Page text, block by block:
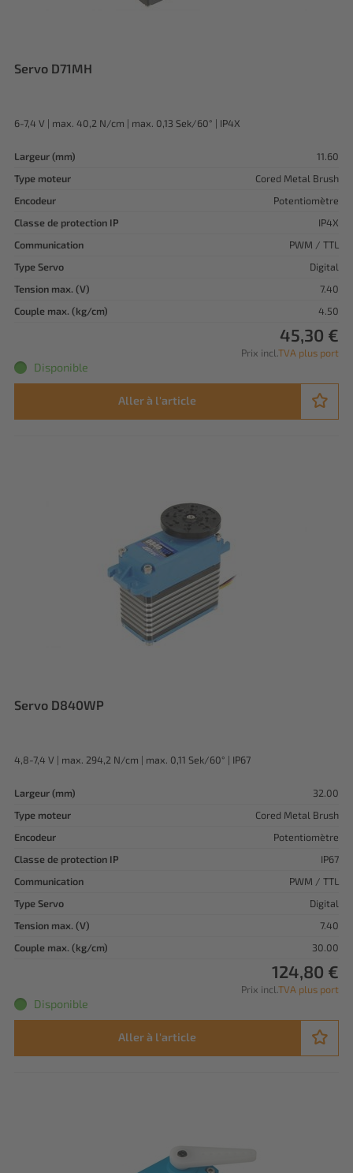
Servo D71MH
6-7,4 V | max. 40,2 N/cm | max. 0,13 Sek/60° | IP4X
Largeur (mm)
11.60
Type moteur
Cored Metal Brush
Encodeur
Potentiomètre
Classe de protection IP
IP4X
Communication
PWM / TTL
Type Servo
Digital
Tension max. (V)
7.40
Couple max. (kg/cm)
4.50
45,30 €
Prix incl. TVA plus port
Disponible
Aller à l'article
Servo D840WP
4,8-7,4 V | max. 294,2 N/cm | max. 0,11 Sek/60° | IP67
Largeur (mm)
32.00
Type moteur
Cored Metal Brush
Encodeur
Potentiomètre
Classe de protection IP
IP67
Communication
PWM / TTL
Type Servo
Digital
Tension max. (V)
7.40
Couple max. (kg/cm)
30.00
124,80 €
Prix incl. TVA plus port
Disponible
Aller à l'article